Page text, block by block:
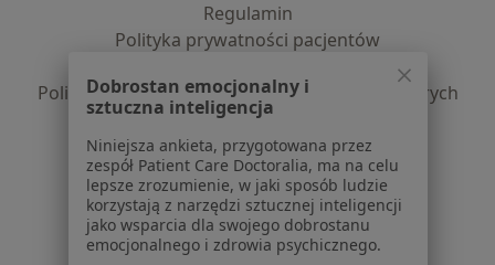
Regulamin
Polityka prywatności pacjentów
Polityka prywatności profesjonalistów
Polityka prywatności dla profesjonalistów, których
dane pozyskaliśmy samodzielnie
Polityka cookies
Jak działają wyniki wyszukiwania
Dostępność
O nas
Praca
Rekrutujemy!
Dobrostan emocjonalny i
sztuczna inteligencja
Niniejsza ankieta, przygotowana przez
zespół Patient Care Doctoralia, ma na celu
lepsze zrozumienie, w jaki sposób ludzie
korzystają z narzędzi sztucznej inteligencji
jako wsparcia dla swojego dobrostanu
emocjonalnego i zdrowia psychicznego.